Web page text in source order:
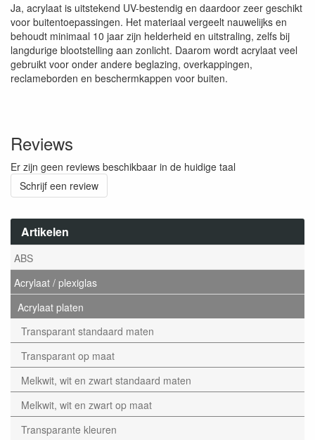
Artikelen
ABS
Acrylaat / plexiglas
Acrylaat platen
Transparant standaard maten
Transparant op maat
Melkwit, wit en zwart standaard maten
Melkwit, wit en zwart op maat
Transparante kleuren
Ja, acrylaat is uitstekend UV-bestendig en daardoor zeer geschikt
voor buitentoepassingen. Het materiaal vergeelt nauwelijks en
behoudt minimaal 10 jaar zijn helderheid en uitstraling, zelfs bij
langdurige blootstelling aan zonlicht. Daarom wordt acrylaat veel
gebruikt voor onder andere beglazing, overkappingen,
reclameborden en beschermkappen voor buiten.
Reviews
Er zijn geen reviews beschikbaar in de huidige taal
Schrijf een review